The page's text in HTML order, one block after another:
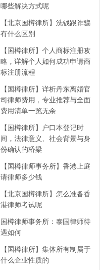
哪些解决方式呢
【北京国樽律所】洗钱跟诈骗
有什么区别
【国樽律所】个人商标注册攻
略，详解个人如何成功申请商
标注册流程
【国樽律所】详析丹东离婚官
司律师费用，专业推荐与全面
费用清单一览无余
【国樽律所】户口本登记时
间，法律意义、社会背景与身
份确认的桥梁
【国樽律师事务所】香港上庭
请律师多少钱
【北京国樽律所】怎么准备香
港律师考试呢
国樽律师事务所：泰国律师待
遇如何
【国樽律所】集体所有制属于
什么企业性质的